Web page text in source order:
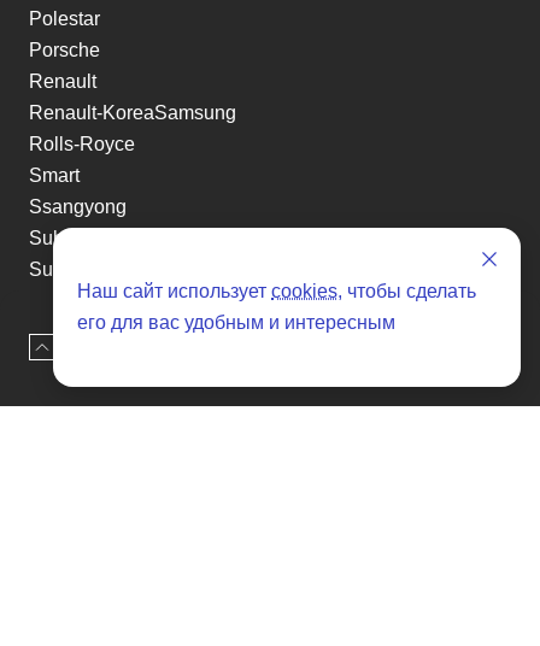
Polestar
Porsche
Renault
Renault-KoreaSamsung
Rolls-Royce
Smart
Ssangyong
Subaru
Suzuki
Toyota
Volkswagen
Наш сайт использует cookies, чтобы сделать
его для вас удобным и интересным